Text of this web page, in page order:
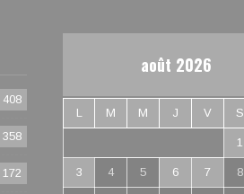
408
358
172
août 2026
L M M J V S
1
3 4 5 6 7 8